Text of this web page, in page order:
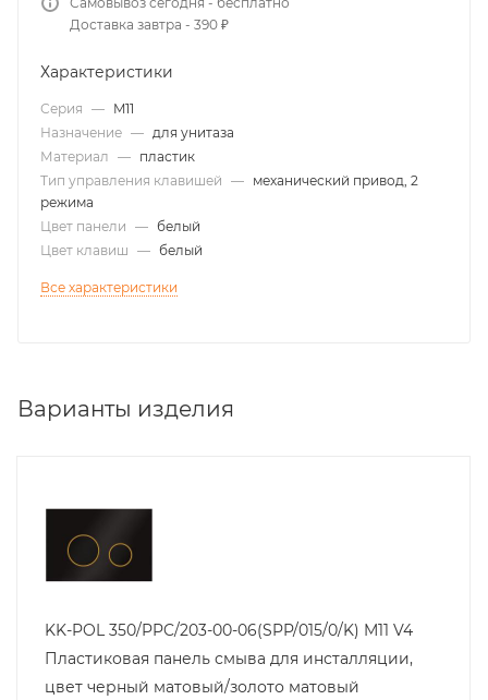
Доставка завтра - 390 ₽
Характеристики
Серия — M11
Назначение — для унитаза
Материал — пластик
Тип управления клавишей — механический привод, 2
режима
Цвет панели — белый
Цвет клавиш — белый
Все характеристики
Варианты изделия
KK-POL 350/PPC/203-00-06(SPP/015/0/K) M11 V4
Пластиковая панель смыва для инсталляции,
цвет черный матовый/золото матовый